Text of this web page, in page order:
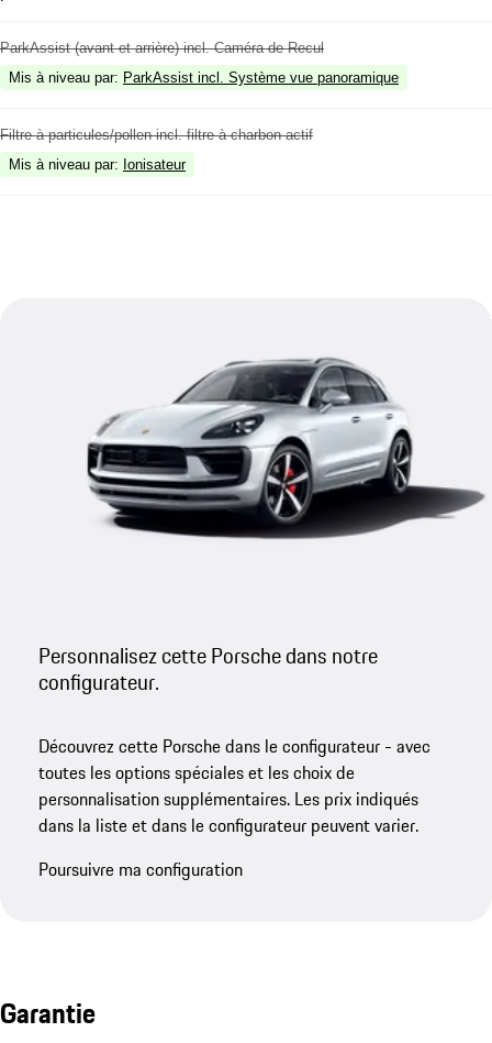
ParkAssist (avant et arrière) incl. Caméra de Recul
Mis à niveau par: ParkAssist incl. Système vue panoramique
Filtre à particules/pollen incl. filtre à charbon actif
Mis à niveau par: Ionisateur
Personnalisez cette Porsche dans notre
configurateur.
Découvrez cette Porsche dans le configurateur - avec
toutes les options spéciales et les choix de
personnalisation supplémentaires. Les prix indiqués
dans la liste et dans le configurateur peuvent varier.
Poursuivre ma configuration
Garantie